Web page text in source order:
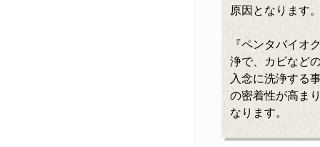
原因となります
『ペンタバイオ
浄で、カビなど
入念に洗浄する
の密着性が高ま
なります。